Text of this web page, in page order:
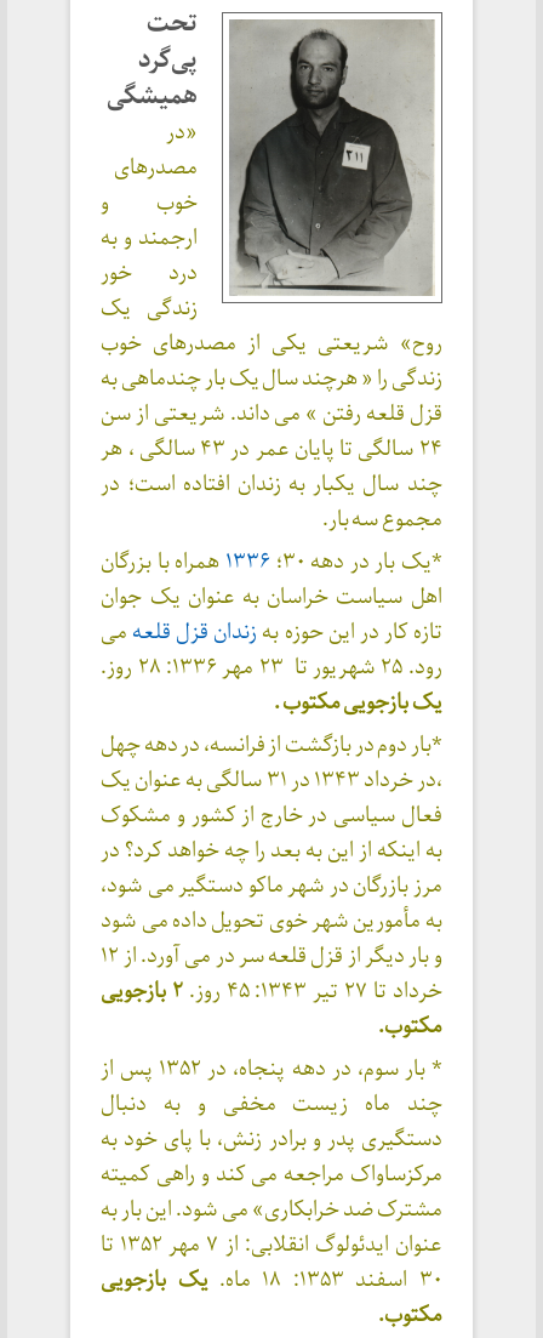
تحت
پی‌گرد
همیشگی
«در
مصدرهای
خوب و
ارجمند و به
درد خور
زندگی یک
روح» شریعتی یکی از مصدرهای خوب
زندگی را « هرچند سال یک بار چندماهی به
قزل قلعه رفتن » می داند. شریعتی از سن
۲۴ سالگی تا پایان عمر در ۴۳ سالگی ، هر
چند سال یکبار به زندان افتاده است؛ در
مجموع سه بار.
*یک بار در دهه ۳۰؛
۱۳۳۶ همراه با بزرگان
اهل سیاست خراسان به عنوان یک جوان
تازه کار در این حوزه به زندان قزل قلعه می
رود. ۲۵ شهریور تا ۲۳ مهر ۱۳۳۶: ۲۸ روز.
یک بازجویی مکتوب .
*بار دوم در بازگشت از فرانسه، در دهه چهل
،در خرداد ۱۳۴۳ در ۳۱ سالگی به عنوان یک
فعال سیاسی در خارج از کشور و مشکوک
به اینکه از این به بعد را چه خواهد کرد؟ در
مرز بازرگان در شهر ماکو دستگیر می شود،
به مأمورین شهر خوی تحویل داده می شود
و بار دیگر از قزل قلعه سر در می آورد. از ۱۲
خرداد تا ۲۷ تیر ۱۳۴۳: ۴۵ روز.
۲ بازجویی
مکتوب.
* بار سوم، در دهه پنجاه، در ۱۳۵۲ پس از
چند ماه زیست مخفی و به دنبال
دستگیری پدر و برادر زنش، با پای خود به
مرکزساواک مراجعه می کند و راهی کمیته
مشترک ضد خرابکاری» می شود. این بار به
عنوان ایدئولوگ انقلابی: از ۷ مهر ۱۳۵۲ تا
۳۰ اسفند ۱۳۵۳: ۱۸ ماه.
یک بازجویی
مکتوب.